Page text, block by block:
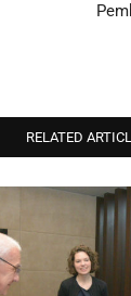
RELATED